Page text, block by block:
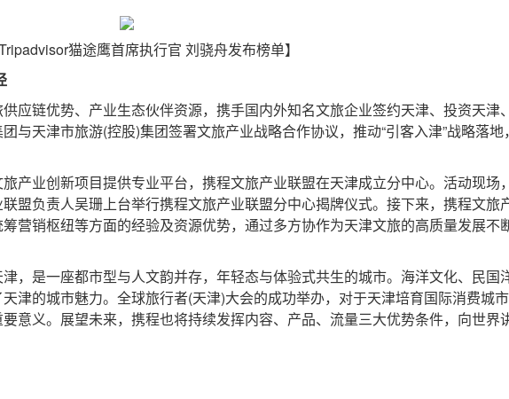
Tripadvisor猫途鹰首席执行官 刘骁舟发布榜单】
链优势、产业生态伙伴资源，携手国内外知名文旅企业签约天津、投资天津
与天津市旅游(控股)集团签署文旅产业战略合作协议，推动“引客入津”战略落地
业创新项目提供专业平台，携程文旅产业联盟在天津成立分中心。活动现场
盟负责人吴珊上台举行携程文旅产业联盟分中心揭牌仪式。接下来，携程文旅
营销枢纽等方面的经验及资源优势，通过多方协作为天津文旅的高质量发展不
是一座都市型与人文韵并存，年轻态与体验式共生的城市。海洋文化、民国洋
的城市魅力。全球旅行者(天津)大会的成功举办，对于天津培育国际消费城
意义。展望未来，携程也将持续发挥内容、产品、流量三大优势条件，向世界